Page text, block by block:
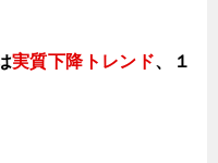
実質下降トレンド、１